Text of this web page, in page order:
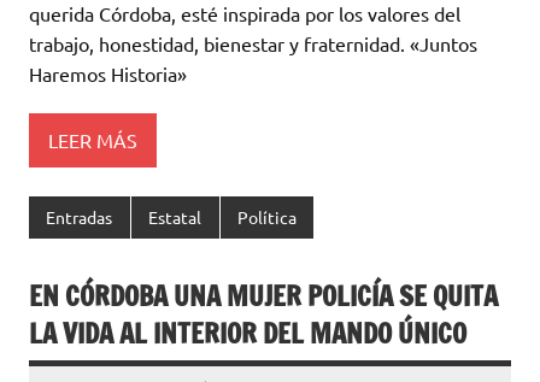
querida Córdoba, esté inspirada por los valores del
trabajo, honestidad, bienestar y fraternidad. «Juntos
Haremos Historia»
LEER MÁS
Entradas Estatal Política
EN CÓRDOBA UNA MUJER POLICÍA SE QUITA
LA VIDA AL INTERIOR DEL MANDO ÚNICO